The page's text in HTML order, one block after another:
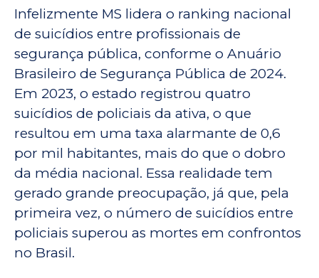
Infelizmente MS lidera o ranking nacional
de suicídios entre profissionais de
segurança pública, conforme o Anuário
Brasileiro de Segurança Pública de 2024.
Em 2023, o estado registrou quatro
suicídios de policiais da ativa, o que
resultou em uma taxa alarmante de 0,6
por mil habitantes, mais do que o dobro
da média nacional. Essa realidade tem
gerado grande preocupação, já que, pela
primeira vez, o número de suicídios entre
policiais superou as mortes em confrontos
no Brasil.